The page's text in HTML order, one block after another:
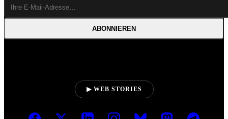
ABONNIEREN
▶ WEB STORIES